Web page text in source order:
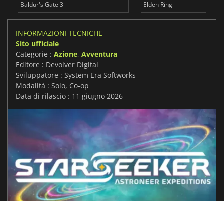
Baldur's Gate 3 Elden Ring
INFORMAZIONI TECNICHE
Sito ufficiale
Categorie : Azione, Avventura
Editore : Devolver Digital
Sviluppatore : System Era Softworks
Modalità : Solo, Co-op
Data di rilascio : 11 giugno 2026